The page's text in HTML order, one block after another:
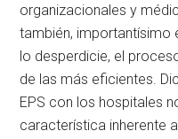
organizacionales y
también, importantísimo
lo desperdicie, el
de las más eficientes.
EPS con los hospitales
característica inherente